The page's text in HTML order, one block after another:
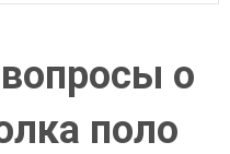
о
поло